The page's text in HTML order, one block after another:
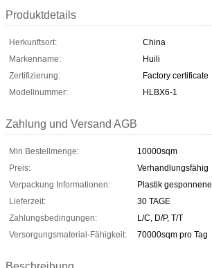
Produktdetails
Herkunftsort:
China
Markenname:
Huili
Zertifizierung:
Factory certificate
Modellnummer:
HLBX6-1
Zahlung und Versand AGB
Min Bestellmenge:
10000sqm
Preis:
Verhandlungsfähig
Verpackung Informationen:
Plastik
Lieferzeit:
30 TAGE
Zahlungsbedingungen:
L/C, D/P, T/T
Versorgungsmaterial-Fähigkeit:
70000sqm pro Tag